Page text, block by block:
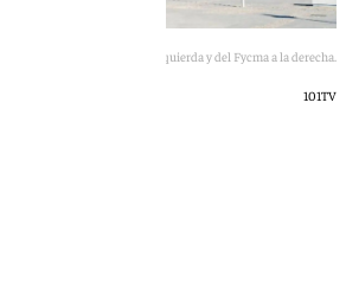
Imagen de Lisardo Morán a la izquierda y del Fycma a la derecha.
101TV